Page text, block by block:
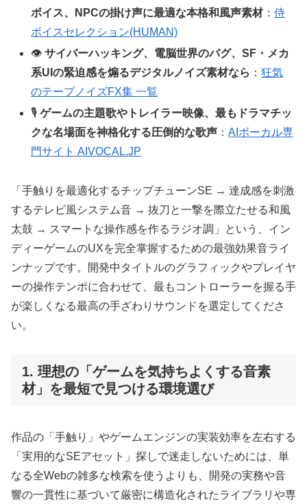
ボイス、NPCの掛け声に最適な本格和風声素材：侍
ボイスセレクション(HUMAN)
👁️サイバーハッキング、電脳世界のバグ、SF・メカ
系UIの緊迫感を煽るデジタルノイズ素材なら ：狂気
のテープノイズFX集 一覧
🎙️ゲームの主題歌やトレイラー映像、最もドラマチッ
クな名場面を神格化する圧倒的な歌声 ：AIボーカル専
門サイト AIVOCAL.JP
「手触りを最適化するチップチューンSE → 達成感を刺激
するテレビ風システム音 → 抜刀と一撃を際立たせる和風
太鼓 → スマートな操作感を作るラジオ調」という、イン
ディーゲームのUXを完全掌握するための最強効果音ライ
ンナップです。開発中タイトルのグラフィックやプレイヤ
ーの操作テンポに合わせて、最もコントローラーを握る手
が楽しくなる最高の手ざわりサウンドを選定してくださ
い。
1. 理想の「ゲームを気持ちよくする音素
材」を最短で見つける環境選び
作品の「手触り」やゲームエンジンの実装効率を左右する
「実用的なSEアセット」探しで迷走しないためには、単
なる全Webの雑多な検索を使うよりも、開発の実務や音
響の一貫性に基づいて厳密に構造化されたライブラリや専